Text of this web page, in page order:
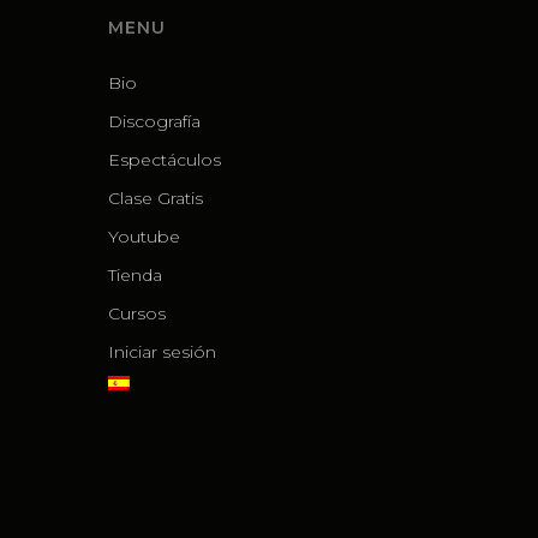
MENU
Bio
Discografía
Espectáculos
Clase Gratis
Youtube
Tienda
Cursos
Iniciar sesión